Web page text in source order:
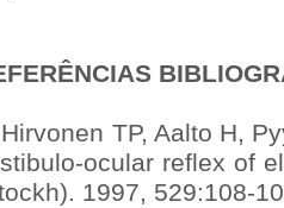
TP, Aalto H,
ocular reflex of
1997, 529:108-